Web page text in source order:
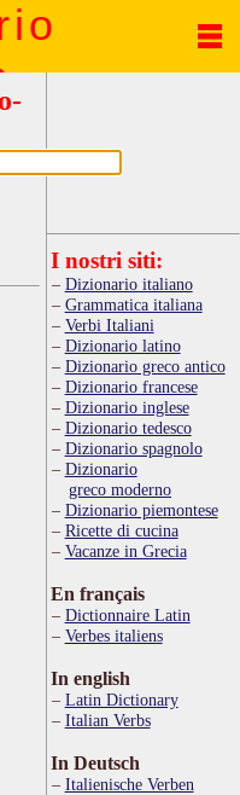
I nostri siti:
Dizionario italiano
Grammatica italiana
Verbi Italiani
Dizionario latino
Dizionario greco antico
Dizionario francese
Dizionario inglese
Dizionario tedesco
Dizionario spagnolo
Dizionario
greco moderno
Dizionario piemontese
Ricette di cucina
Vacanze in Grecia
En français
Dictionnaire Latin
Verbes italiens
In english
Latin Dictionary
Italian Verbs
In Deutsch
Italienische Verben